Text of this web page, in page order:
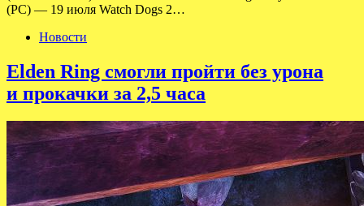
(PC) — 19 июля Watch Dogs 2…
Новости
Elden Ring смогли пройти без урона
и прокачки за 2,5 часа